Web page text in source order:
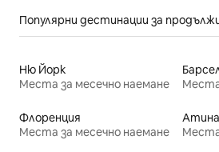
Популярни дестинации за
Ню Йорк
Места за месечно наемане
Флоренция
Места за месечно наемане
Атина